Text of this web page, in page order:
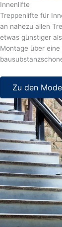
Innenlifte
Treppenlifte für
an nahezu allen
etwas günstiger
Montage über
Zu den